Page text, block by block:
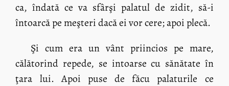
ca, îndată ce va sfârşi palatul de zidit, să-i
întoarcă pe meşteri dacă ei vor cere; apoi plecă.
Şi cum era un vânt priincios pe mare,
călătorind repede, se intoarse cu sănătate în
ţara lui. Apoi puse de făcu palaturile ce